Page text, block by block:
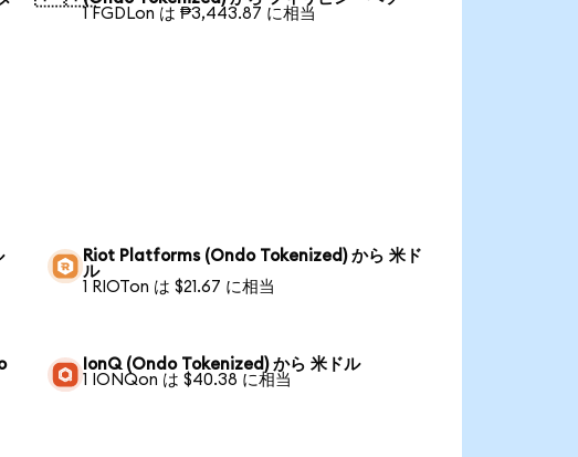
1 FGDLon は ₱3,443.87 に相当
Riot Platforms (Ondo Tokenized) から 米ド
ル
1 RIOTon は $21.67 に相当
IonQ (Ondo Tokenized) から 米ドル
1 IONQon は $40.38 に相当